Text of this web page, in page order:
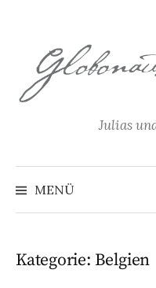
Inhalt
Julias
MENÜ
Kategorie: Belgien